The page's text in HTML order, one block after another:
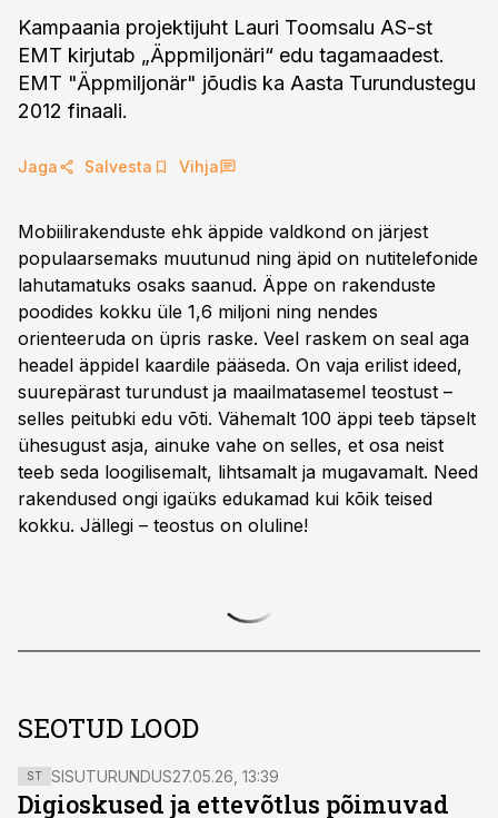
Kampaania projektijuht Lauri Toomsalu AS-st
EMT kirjutab „Äppmiljonäri“ edu tagamaadest.
EMT "Äppmiljonär" jõudis ka Aasta Turundustegu
2012 finaali.
Jaga Salvesta Vihja
Mobiilirakenduste ehk äppide valdkond on järjest
populaarsemaks muutunud ning äpid on nutitelefonide
lahutamatuks osaks saanud. Äppe on rakenduste
poodides kokku üle 1,6 miljoni ning nendes
orienteeruda on üpris raske. Veel raskem on seal aga
headel äppidel kaardile pääseda. On vaja erilist ideed,
suurepärast turundust ja maailmatasemel teostust –
selles peitubki edu võti. Vähemalt 100 äppi teeb täpselt
ühesugust asja, ainuke vahe on selles, et osa neist
teeb seda loogilisemalt, lihtsamalt ja mugavamalt. Need
rakendused ongi igaüks edukamad kui kõik teised
kokku. Jällegi – teostus on oluline!
SEOTUD LOOD
ST SISUTURUNDUS27.05.26, 13:39
Digioskused ja ettevõtlus põimuvad